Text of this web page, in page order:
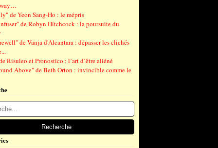
de Yeon Sang-Ho : le mépris
de Robyn Hitchcock : la poursuite du
de Vanja d'Alcantara : dépasser les clichés
Risuleo et Pronostico : l’art d’être aliéné
Above" de Beth Orton : invincible comme le